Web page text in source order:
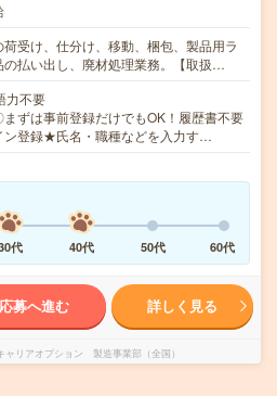
受け、仕分け、移動、梱包、製品用ラ
の払い出し、廃材処理業務。【取扱…
力不要
ずは事前登録だけでもOK！履歴書不要
ン登録★氏名・職種などを入力す…
代 40代 50代 60代
応募へ進む 詳しく見る
ャリアオプション 製造事業部（全国）